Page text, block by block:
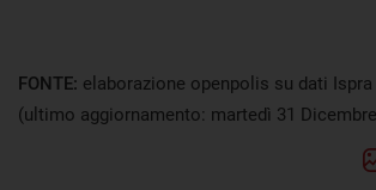
FONTE: elaborazione openpolis su dati Ispra
(ultimo aggiornamento: martedì 31